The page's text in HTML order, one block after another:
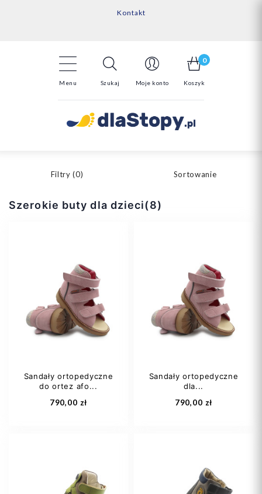
Kontakt
14 Dni na darmowy zwrot*
Menu Szukaj Moje konto
0
Koszyk
Filtry (0) Sortowanie
Szerokie buty dla dzieci(8)
Sandały ortopedyczne
do ortez afo...
790,00 zł
Sandały ortopedyczne
dla...
790,00 zł